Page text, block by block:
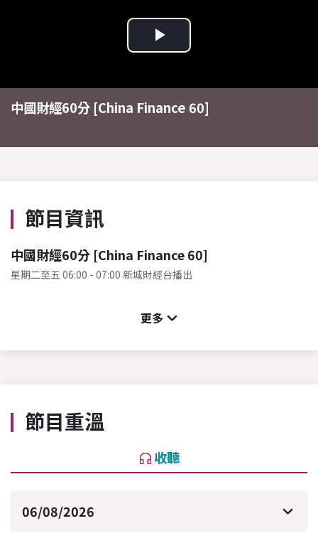
Play
Video
中國財經60分 [China Finance 60]
節目資訊
中國財經60分 [China Finance 60]
星期二至五 06:00 - 07:00 新城財經台播出
更多
節目重溫
收聽
06/08/2026